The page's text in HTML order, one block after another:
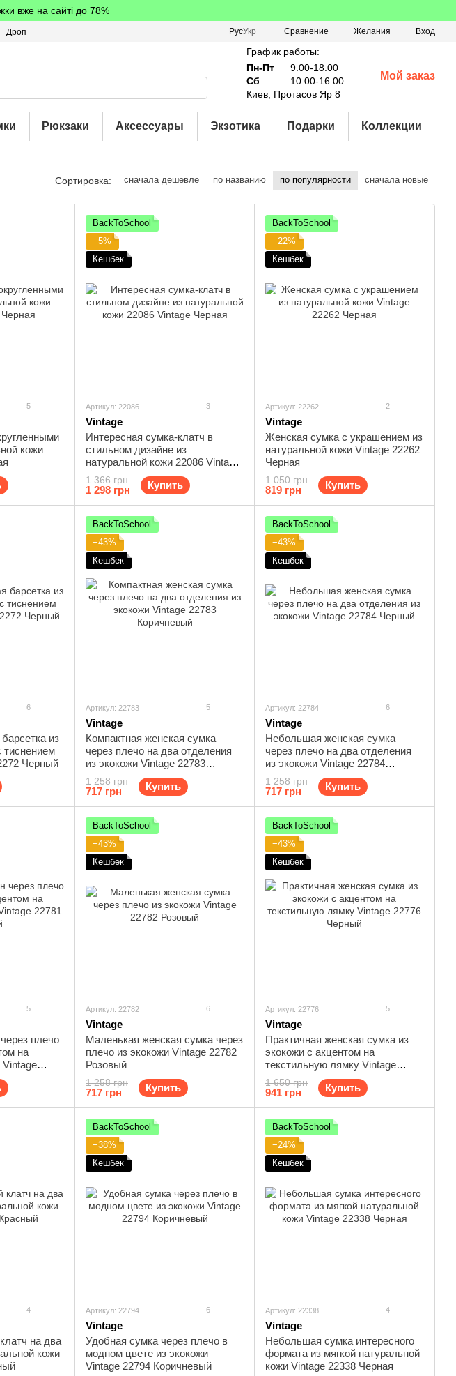
вже на сайті до 78%
Дроп
РусУкр Сравнение Желания Вход
График работы:
Пн-Пт
9.00-18.00
Сб
10.00-16.00
Киев, Протасов Яр 8
Мой заказ
Рюкзаки Аксессуары Экзотика Подарки Коллекции
Сортировка: сначала дешевле по названию по популярности сначала новые
5
кожи
BackToSchool
−5%
Кешбек
Артикул: 22086 3
Vintage
Интересная сумка-клатч в
стильном дизайне из
натуральной кожи 22086 Vintage
Черная
1 366 грн
1 298 грн Купить
BackToSchool
−22%
Кешбек
Артикул: 22262 2
Vintage
Женская сумка с украшением из
натуральной кожи Vintage 22262
Черная
1 050 грн
819 грн Купить
6
из
тиснением
Черный
BackToSchool
−43%
Кешбек
Артикул: 22783 5
Vintage
Компактная женская сумка
через плечо на два отделения
из экокожи Vintage 22783
Коричневый
1 258 грн
717 грн Купить
BackToSchool
−43%
Кешбек
Артикул: 22784 6
Vintage
Небольшая женская сумка
через плечо на два отделения
из экокожи Vintage 22784
Черный
1 258 грн
717 грн Купить
5
плечо
на
BackToSchool
−43%
Кешбек
Артикул: 22782 6
Vintage
Маленькая женская сумка через
плечо из экокожи Vintage 22782
Розовый
1 258 грн
717 грн Купить
BackToSchool
−43%
Кешбек
Артикул: 22776 5
Vintage
Практичная женская сумка из
экокожи с акцентом на
текстильную лямку Vintage
22776 Черный
1 650 грн
941 грн Купить
4
на два
кожи
BackToSchool
−38%
Кешбек
Артикул: 22794 6
Vintage
Удобная сумка через плечо в
модном цвете из экокожи
Vintage 22794 Коричневый
BackToSchool
−24%
Кешбек
Артикул: 22338 4
Vintage
Небольшая сумка интересного
формата из мягкой натуральной
кожи Vintage 22338 Черная